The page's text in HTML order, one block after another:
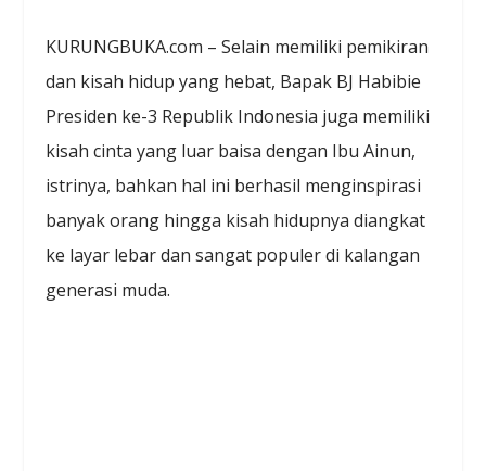
KURUNGBUKA.com – Selain memiliki pemikiran
dan kisah hidup yang hebat, Bapak BJ Habibie
Presiden ke-3 Republik Indonesia juga memiliki
kisah cinta yang luar baisa dengan Ibu Ainun,
istrinya, bahkan hal ini berhasil menginspirasi
banyak orang hingga kisah hidupnya diangkat
ke layar lebar dan sangat populer di kalangan
generasi muda.